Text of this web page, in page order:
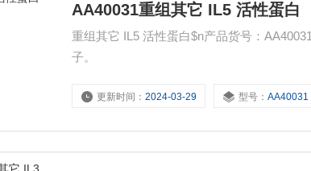
AA40031重组其它 IL5 活性蛋白
重组其它 IL5 活性蛋白$n产品货号：
子。
更新时间：2024-03-29 型号：AA40031